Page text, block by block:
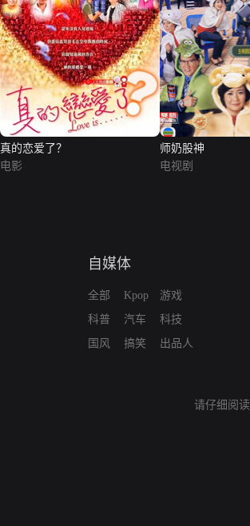
真的恋爱了？
电影
师奶股神
电视剧
自媒体
全部
科普
国风
Kpop
汽车
搞笑
游戏
科技
出品人
请仔细阅读